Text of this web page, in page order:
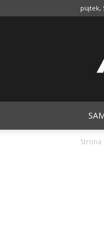
piątek,
Strona